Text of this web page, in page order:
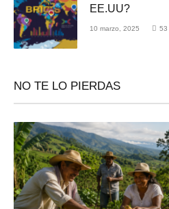
EE.UU?
10 marzo, 2025 53
NO TE LO PIERDAS